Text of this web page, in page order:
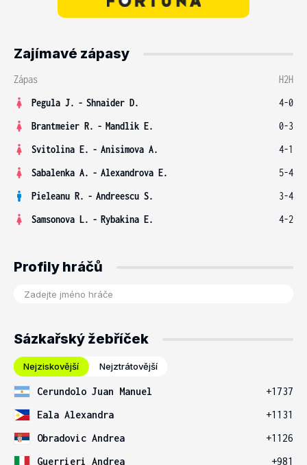
Zajímavé zápasy
Zápas
H2H
Pegula J. - Shnaider D.
4-0
Brantmeier R. - Mandlik E.
0-3
Svitolina E. - Anisimova A.
4-1
Sabalenka A. - Alexandrova E.
5-4
Pieleanu R. - Andreescu S.
3-4
Samsonova L. - Rybakina E. 4-2
Profily hráčů
Sázkařský žebříček
Nejziskovější Nejztrátovější
Cerundolo Juan Manuel
+1737
Eala Alexandra
+1131
Obradovic Andrea
+1126
Guerrieri Andrea
+981